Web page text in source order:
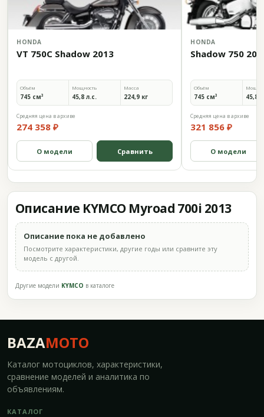
HONDA
VT 750C Shadow 2013
Объём
745 см³
Мощность
45,8 л.с.
Масса
224,9 кг
Средняя цена в архиве
274 358 ₽
О модели Сравнить
HONDA
Shadow 750
Объём
745 см³ 45,8
Средняя цена в архиве
321 856 ₽
О модели
Описание KYMCO Myroad 700i 2013
Описание пока не добавлено
Посмотрите характеристики, другие годы или сравните эту
модель с другой.
Другие модели KYMCO в каталоге
BAZAMOTO
Каталог мотоциклов, характеристики,
сравнение моделей и аналитика по
объявлениям.
КАТАЛОГ